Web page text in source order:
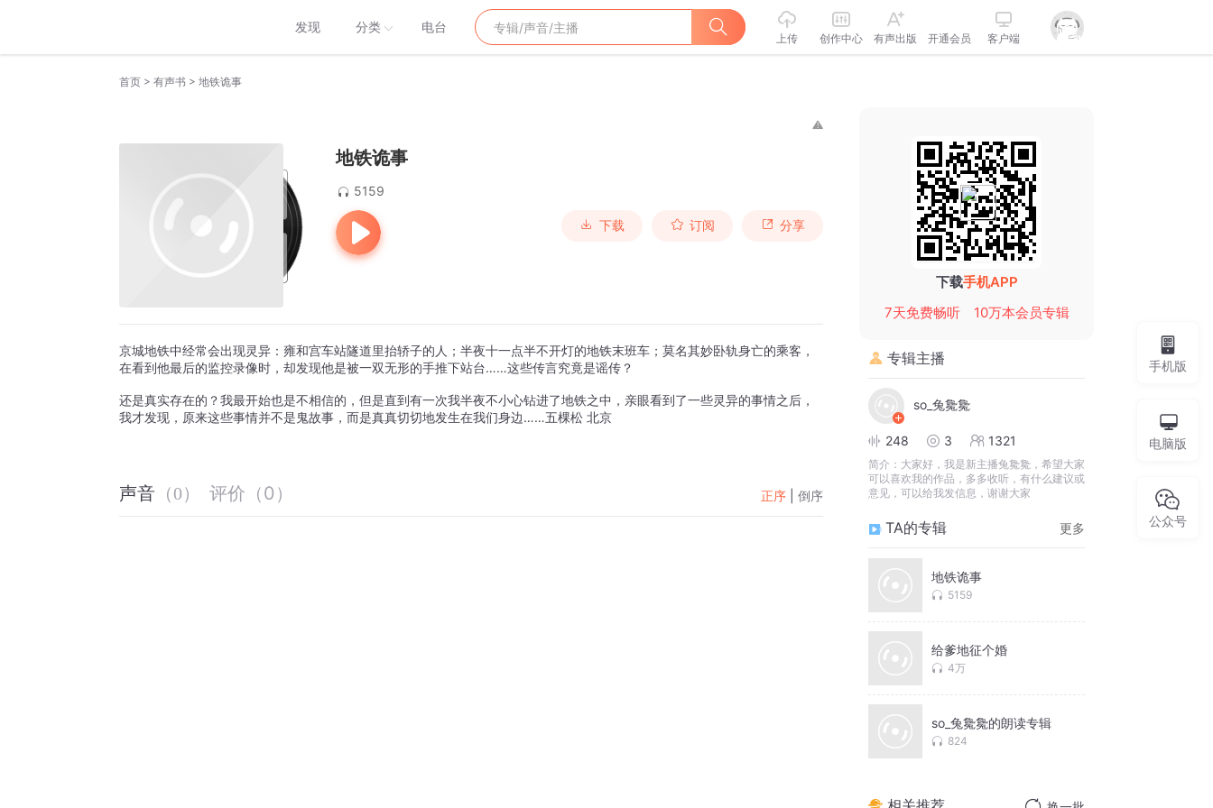
发现 分类 电台
上传 创作中心 有声出版 开通会员 客户端
首页 > 有声书 > 地铁诡事
地铁诡事
5159
下载 订阅 分享
京城地铁中经常会出现灵异：雍和宫车站隧道里抬轿子的人；半夜十一点半不开灯的地铁末班车；莫名其妙卧轨身亡的乘客，
在看到他最后的监控录像时，却发现他是被一双无形的手推下站台……这些传言究竟是谣传？
还是真实存在的？我最开始也是不相信的，但是直到有一次我半夜不小心钻进了地铁之中，亲眼看到了一些灵异的事情之后，
我才发现，原来这些事情并不是鬼故事，而是真真切切地发生在我们身边……五棵松 北京
声音 （0） 评价 （0 ） 正序 倒序
下载手机APP
7天免费畅听
10万本会员专辑
专辑主播
so_兔毚毚
248 3 1321
简介： 大家好，我是新主播兔毚毚，希望大家
可以喜欢我的作品，多多收听，有什么建议或
意见，可以给我发信息，谢谢大家
TA的专辑 更多
地铁诡事
5159
给爹地征个婚
4万
so_兔毚毚的朗读专辑
824
手机版
电脑版
公众号